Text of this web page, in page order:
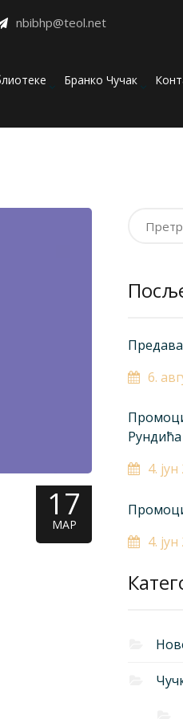
nbibhp@teol.net
Бранко Чучак
17
МАР
6.
Рундића
4.
4.